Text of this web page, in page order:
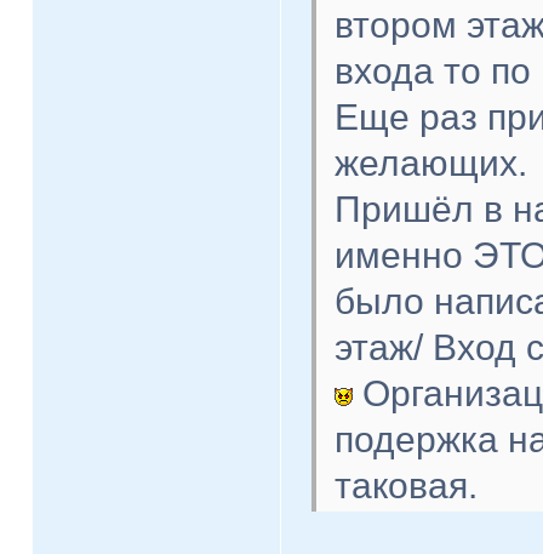
втором
входа то
Еще раз
желающих.
Пришёл в
именно
было
этаж/ Вход
подержка
таковая.